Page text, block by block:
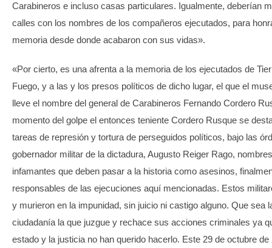
Carabineros e incluso casas particulares. Igualmente, deberían
calles con los nombres de los compañeros ejecutados, para
memoria desde donde acabaron con sus vidas».
«Por cierto, es una afrenta a la memoria de los ejecutados de
Fuego, y a las y los presos políticos de dicho lugar, el que el
lleve el nombre del general de Carabineros Fernando Cordero
momento del golpe el entonces teniente Cordero Rusque se
tareas de represión y tortura de perseguidos políticos, bajo las
gobernador militar de la dictadura, Augusto Reiger Rago, nombres
infamantes que deben pasar a la historia como asesinos,
responsables de las ejecuciones aquí mencionadas. Estos
y murieron en la impunidad, sin juicio ni castigo alguno. Que sea
ciudadanía la que juzgue y rechace sus acciones criminales ya
estado y la justicia no han querido hacerlo. Este 29 de octubre de